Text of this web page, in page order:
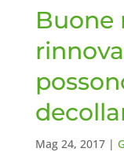
Buone
Mag 24, 2017|